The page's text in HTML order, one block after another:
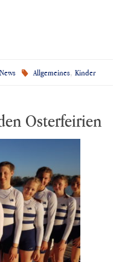
Allgemeines,Kinder
Osterfeirien